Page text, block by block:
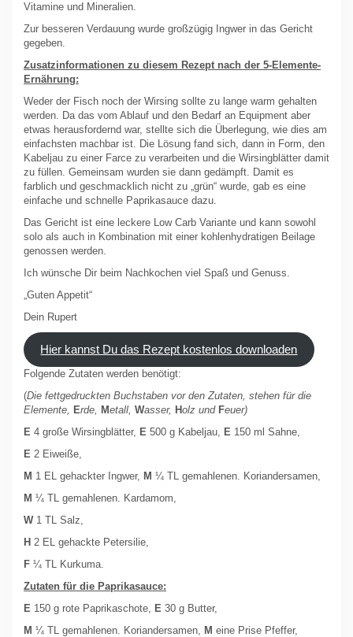
Vitamine und Mineralien.
Zur besseren Verdauung wurde großzügig Ingwer in das Gericht
gegeben.
Zusatzinformationen zu diesem Rezept nach der 5-Elemente-
Ernährung:
Weder der Fisch noch der Wirsing sollte zu lange warm gehalten
werden. Da das vom Ablauf und den Bedarf an Equipment aber
etwas herausfordernd war, stellte sich die Überlegung, wie dies am
einfachsten machbar ist. Die Lösung fand sich, dann in Form, den
Kabeljau zu einer Farce zu verarbeiten und die Wirsingblätter damit
zu füllen. Gemeinsam wurden sie dann gedämpft. Damit es
farblich und geschmacklich nicht zu „grün“ wurde, gab es eine
einfache und schnelle Paprikasauce dazu.
Das Gericht ist eine leckere Low Carb Variante und kann sowohl
solo als auch in Kombination mit einer kohlenhydratigen Beilage
genossen werden.
Ich wünsche Dir beim Nachkochen viel Spaß und Genuss.
„Guten Appetit“
Dein Rupert
Hier kannst Du das Rezept kostenlos downloaden
Folgende Zutaten werden benötigt:
(Die fettgedruckten Buchstaben vor den Zutaten, stehen für die
Elemente, Erde, Metall, Wasser, Holz und Feuer)
E 4 große Wirsingblätter, E 500 g Kabeljau, E 150 ml Sahne,
E 2 Eiweiße,
M 1 EL gehackter Ingwer, M ¼ TL gemahlenen. Koriandersamen,
M ¼ TL gemahlenen. Kardamom,
W 1 TL Salz,
H 2 EL gehackte Petersilie,
F ¼ TL Kurkuma.
Zutaten für die Paprikasauce:
E 150 g rote Paprikaschote, E 30 g Butter,
M ¼ TL gemahlenen. Koriandersamen, M eine Prise Pfeffer,